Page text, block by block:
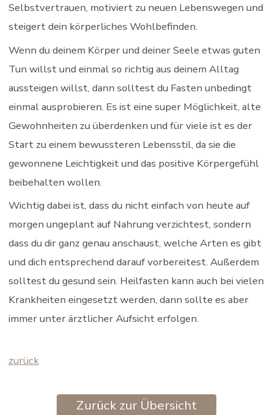
Selbstvertrauen, motiviert zu neuen Lebenswegen und
steigert dein körperliches Wohlbefinden.
Wenn du deinem Körper und deiner Seele etwas guten
Tun willst und einmal so richtig aus deinem Alltag
aussteigen willst, dann solltest du Fasten unbedingt
einmal ausprobieren. Es ist eine super Möglichkeit, alte
Gewohnheiten zu überdenken und für viele ist es der
Start zu einem bewussteren Lebensstil, da sie die
gewonnene Leichtigkeit und das positive Körpergefühl
beibehalten wollen.
Wichtig dabei ist, dass du nicht einfach von heute auf
morgen ungeplant auf Nahrung verzichtest, sondern
dass du dir ganz genau anschaust, welche Arten es gibt
und dich entsprechend darauf vorbereitest. Außerdem
solltest du gesund sein. Heilfasten kann auch bei vielen
Krankheiten eingesetzt werden, dann sollte es aber
immer unter ärztlicher Aufsicht erfolgen.
zurück
Zurück zur Übersicht